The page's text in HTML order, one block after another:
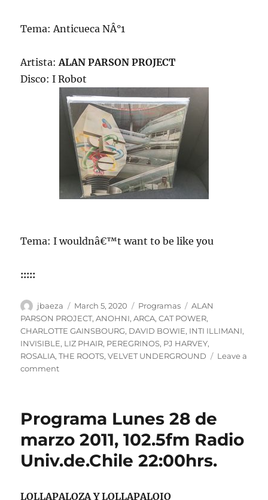
Tema: Anticueca NÂ°1
Artista:ALAN PARSON PROJECT
Disco: I Robot
Tema: I wouldnâ€™t want to be like you
:::::
Author
jbaeza
Posted
on
March 5, 2020 Categories
Programas Tags
ALAN
PARSON PROJECT,ANOHNI,ARCA,CAT POWER,
CHARLOTTE GAINSBOURG, DAVID BOWIE, INTI ILLIMANI,
INVISIBLE, LIZ PHAIR, PEREGRINOS, PJ HARVEY,
ROSALIA,THE ROOTS,VELVET UNDERGROUND
Leave a
commenton
de
marzo
de
2020,
ESPECIAL
22:00
Programa Lunes 28 de
marzo 2011, 102.5fm Radio
Univ.de.Chile 22:00hrs.
LOLLAPALOZA Y LOLLAPALOIO